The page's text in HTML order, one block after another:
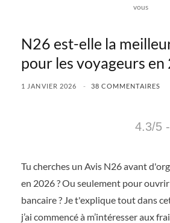
vous
N26 est-elle la
pour les voyageurs en
1 JANVIER 2026 38 COMMENTAIRES
4.3/5
Tu cherches un Avis N26 avant
en 2026 ? Ou seulement pour
bancaire ? Je t'explique tout dans
j’ai commencé à m’intéresser aux